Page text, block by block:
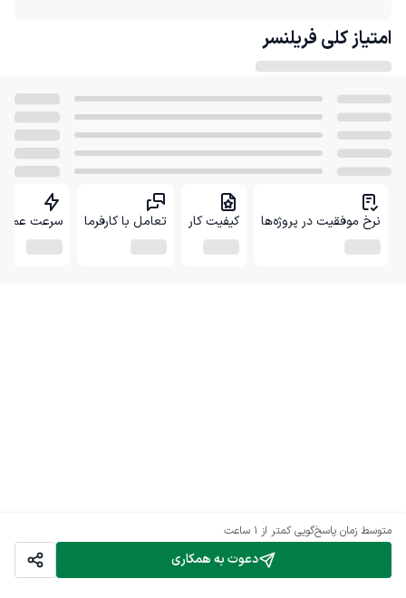
دعوت به همکاری
متوسط زمان پاسخ‌گویی کمتر از 1 ساعت
امتیاز کلی فریلنسر
نرخ موفقیت در پروژه‌ها کیفیت کار تعامل با کارفرما سرعت عمل